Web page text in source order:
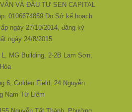
VÀ ĐẦU TƯ SEN CAPITAL
0106674859 Do Sở kế hoạch
ngày 27/10/2014, đăng ký
ngày 24/8/2015
MG Building, 2-2B Lam Sơn,
6, Golden Field, 24 Nguyễn
Nam Từ Liêm